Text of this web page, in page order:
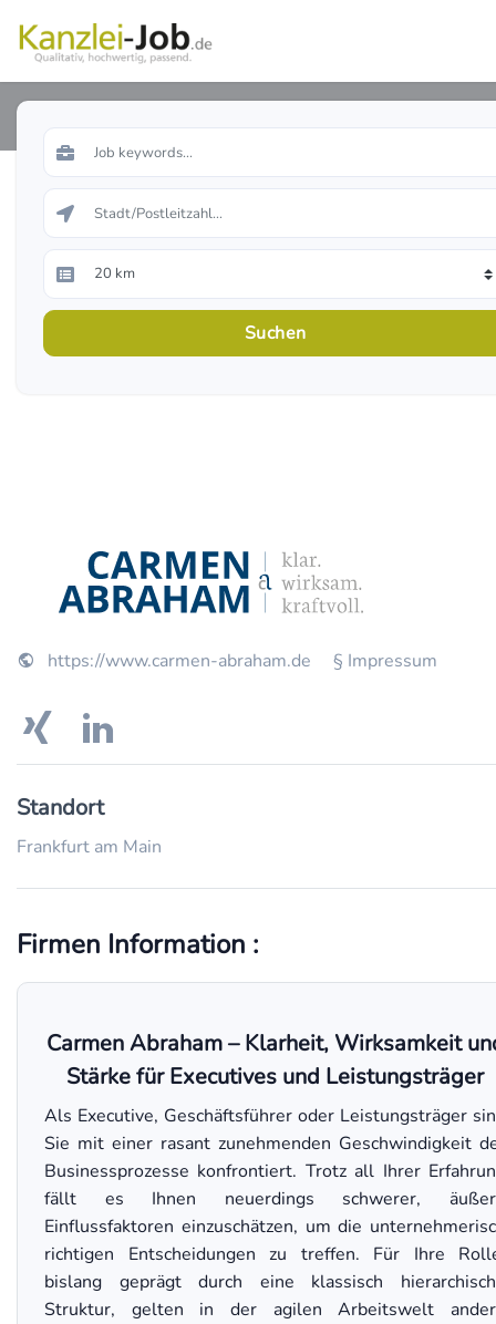
https://www.carmen-abraham.de § Impressum
Standort
Frankfurt am Main
Firmen Information :
Carmen Abraham – Klarheit, Wirksamkeit
Stärke für Executives und Leistungsträger
Als Executive, Geschäftsführer oder Leistungsträger
Sie mit einer rasant zunehmenden Geschwindigkeit
Businessprozesse konfrontiert. Trotz all Ihrer
fällt es Ihnen neuerdings schwerer,
Einflussfaktoren einzuschätzen, um die
richtigen Entscheidungen zu treffen. Für Ihre
bislang geprägt durch eine klassisch
Struktur, gelten in der agilen Arbeitswelt